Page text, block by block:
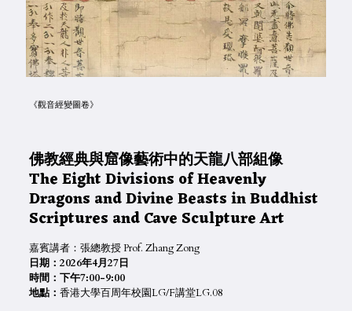
《觀音經變圖卷》
佛教經典與窟像藝術中的天龍八部組像
The Eight Divisions of Heavenly
Dragons and Divine Beasts in Buddhist
Scriptures and Cave Sculpture Art
嘉賓講者：張總教授 Prof. Zhang Zong
日期：2026年4月27日
時間：下午7:00-9:00
地點： 香港大學百周年校園LG/F講堂LG.08